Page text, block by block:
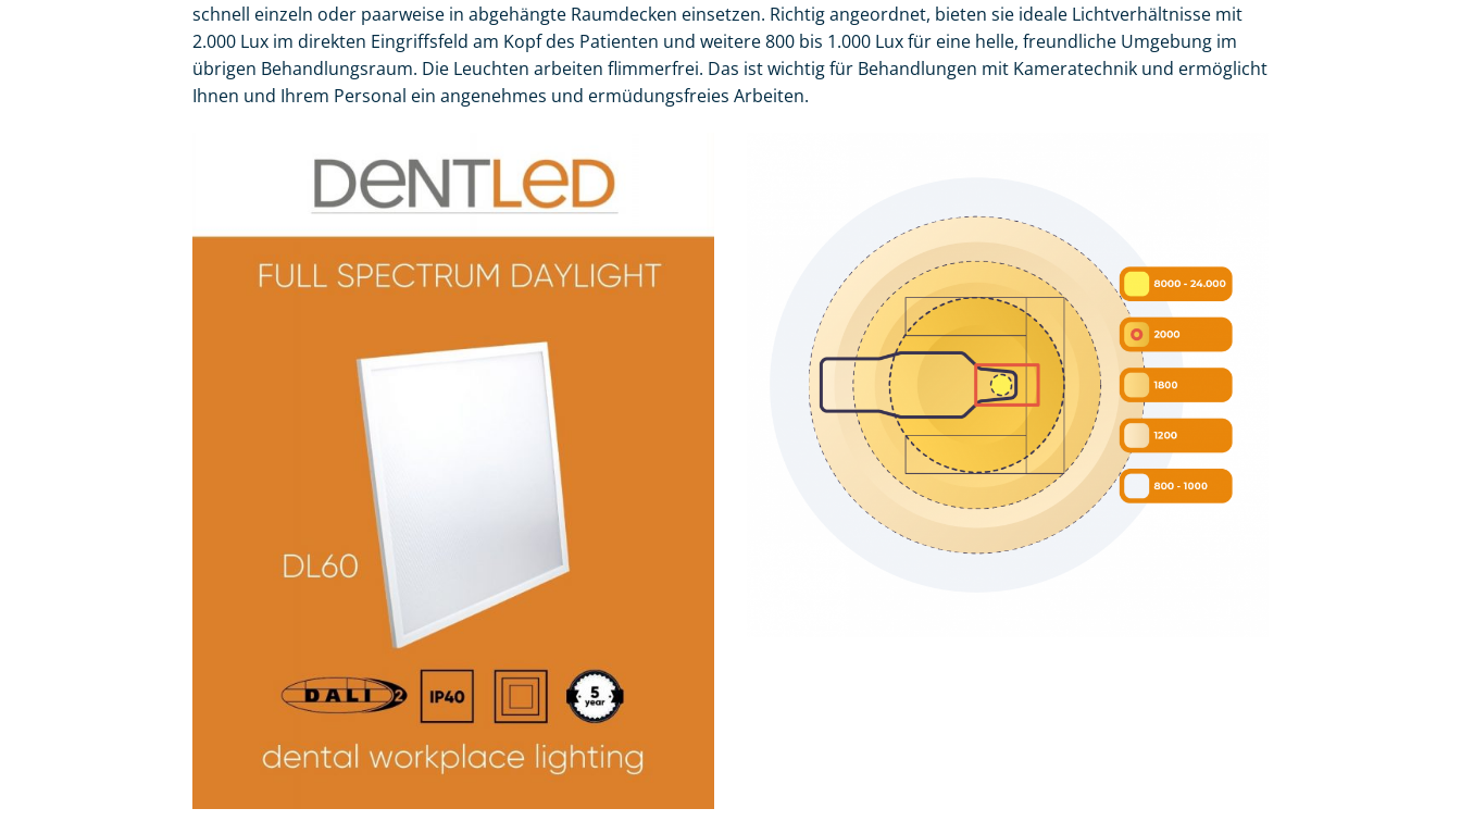
schnell einzeln oder paarweise in abgehängte Raumdecken einsetzen. Richtig angeordnet, bieten sie ideale Lichtverhältnisse mit
2.000 Lux im direkten Eingriffsfeld am Kopf des Patienten und weitere 800 bis 1.000 Lux für eine helle, freundliche Umgebung im
übrigen Behandlungsraum. Die Leuchten arbeiten flimmerfrei. Das ist wichtig für Behandlungen mit Kameratechnik und ermöglicht
Ihnen und Ihrem Personal ein angenehmes und ermüdungsfreies Arbeiten.